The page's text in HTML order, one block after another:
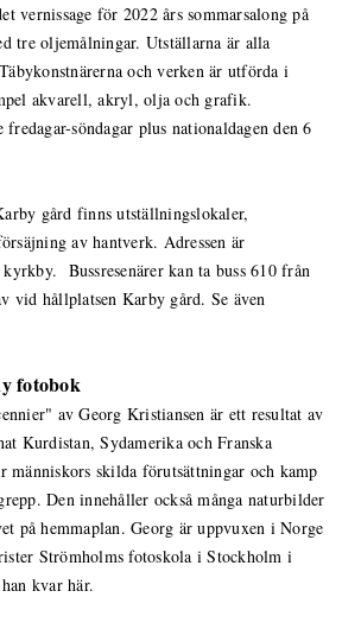
vernissage för 2022 års sommarsalong på
tre oljemålningar. Utställarna är alla
och verken är utförda i
akvarell, akryl, olja och grafik.
söndagar plus nationaldagen den 6
gård finns utställningslokaler,
av hantverk. Adressen är
Bussresenärer kan ta buss 610 från
vid hållplatsen Karby gård. Se även
fotobok
av Georg Kristiansen är ett resultat av
Kurdistan, Sydamerika och Franska
människors skilda förutsättningar och kamp
Den innehåller också många naturbilder
på hemmaplan. Georg är uppvuxen i Norge
Strömholms fotoskola i Stockholm i
kvar här.